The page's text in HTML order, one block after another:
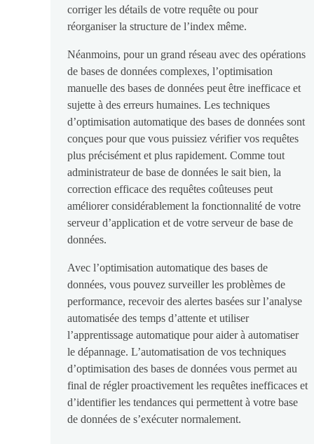
corriger les détails de votre requête ou pour
réorganiser la structure de l’index même.
Néanmoins, pour un grand réseau avec des opérations
de bases de données complexes, l’optimisation
manuelle des bases de données peut être inefficace et
sujette à des erreurs humaines. Les techniques
d’optimisation automatique des bases de données sont
conçues pour que vous puissiez vérifier vos requêtes
plus précisément et plus rapidement. Comme tout
administrateur de base de données le sait bien, la
correction efficace des requêtes coûteuses peut
améliorer considérablement la fonctionnalité de votre
serveur d’application et de votre serveur de base de
données.
Avec l’optimisation automatique des bases de
données, vous pouvez surveiller les problèmes de
performance, recevoir des alertes basées sur l’analyse
automatisée des temps d’attente et utiliser
l’apprentissage automatique pour aider à automatiser
le dépannage. L’automatisation de vos techniques
d’optimisation des bases de données vous permet au
final de régler proactivement les requêtes inefficaces et
d’identifier les tendances qui permettent à votre base
de données de s’exécuter normalement.